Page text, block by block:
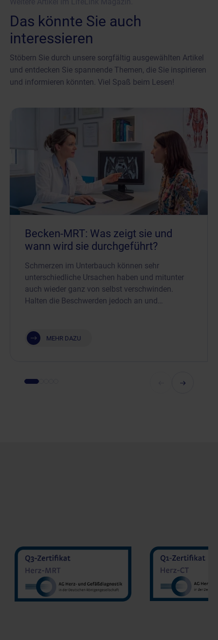
Das könnte Sie auch
interessieren
Stöbern Sie durch unsere sorgfältig ausgewählten Artikel
und entdecken Sie spannende Themen, die Sie inspirieren
und informieren könnten. Viel Spaß beim Lesen!
Becken-MRT: Was zeigt sie und
wann wird sie durchgeführt?
Schmerzen im Unterbauch können sehr
unterschiedliche Ursachen haben und mitunter
auch wieder ganz von selbst verschwinden.
Halten die Beschwerden jedoch an und…
MEHR DAZU
MVZ Radiologie Darmstadt
Prof. Dr. Oliver Mohrs
MVZ
Sakher
MVZ Radnet